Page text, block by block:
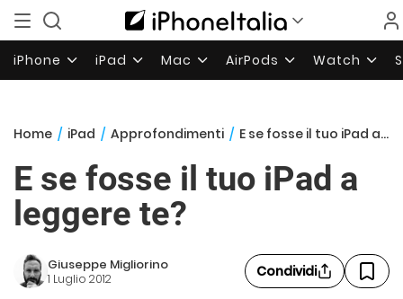
iPhone iPad Mac AirPods Watch
Home / iPad / Approfondimenti / E se fosse il tuo iPad a leggere te?
E se fosse il tuo iPad a
leggere te?
Giuseppe Migliorino
1 Luglio 2012 Condividi